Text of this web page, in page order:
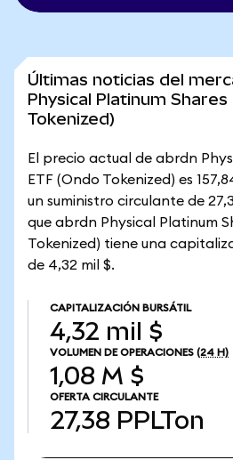
Últimas noticias del
Physical Platinum Shares
Tokenized)
El precio actual de abrdn
ETF (Ondo Tokenized) es
un suministro circulante de
que abrdn Physical Platinum
Tokenized) tiene una
de 4,32 mil $.
CAPITALIZACIÓN BURSÁTIL
4,32 mil $
VOLUMEN DE OPERACIONES (24 H)
1,08 M $
OFERTA CIRCULANTE
27,38 PPLTon